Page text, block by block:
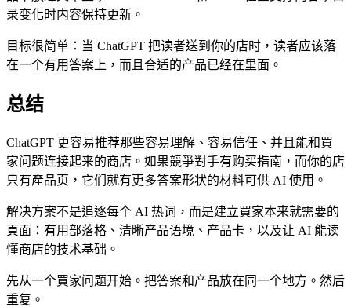
录变化时内容保持更新。
目标很简单：当 ChatGPT 把读者送到你的店时，读者应该落
在一个有用答案上，而且合适的产品已经在里面。
总结
ChatGPT 更容易推荐那些容易理解、容易信任、并且能和買
家问题连接起来的商店。如果競爭對手有购买指南，而你的店
只有產品页，它们就有更多答案形状的材料可供 AI 使用。
解决方案不是追逐每个 AI 热词，而是建立買家本来就需要的
頁面：有用部落格、清晰产品语境、产品卡，以及让 AI 能读
懂商店的技术基础。
先从一个買家问题开始。把答案和产品放在同一个地方。然后
重复。